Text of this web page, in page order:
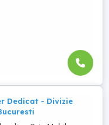
Dedicat - Divizie